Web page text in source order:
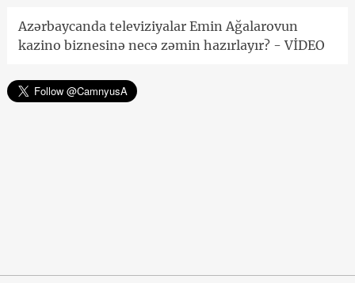
Azərbaycanda televiziyalar Emin Ağalarovun
kazino biznesinə necə zəmin hazırlayır? - VİDEO